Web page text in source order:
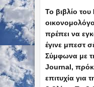
Το βιβλίο
πρέπει να
έγινε μπεστ
Σύμφωνα με
Journal,
επιτυχία για